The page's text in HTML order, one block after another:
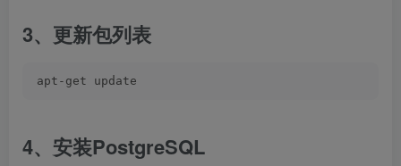
3、更新包列表
apt-get update
4、安装PostgreSQL